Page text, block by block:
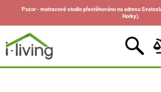
Pozor - matracové studio přestěhováno na adresu
Horky).